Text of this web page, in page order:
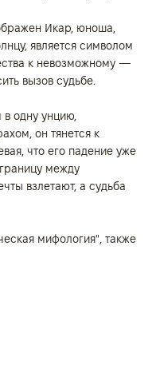
Икар, юноша,
является символом
к невозможному —
вызов судьбе.
одну унцию,
он тянется к
что его падение уже
между
взлетают, а судьба
мифология", также